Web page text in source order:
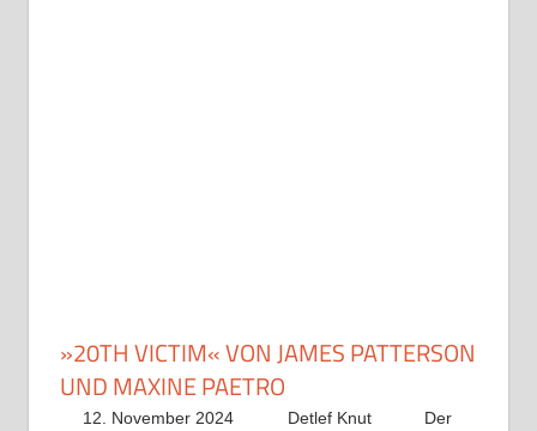
»20TH VICTIM« VON JAMES PATTERSON
UND MAXINE PAETRO
12. November 2024 Detlef Knut
Der